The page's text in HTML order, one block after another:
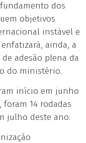
dos
objetivos
instável e
ainda, a
adesão plena da
do ministério.
início em junho
foram 14 rodadas
julho deste ano.